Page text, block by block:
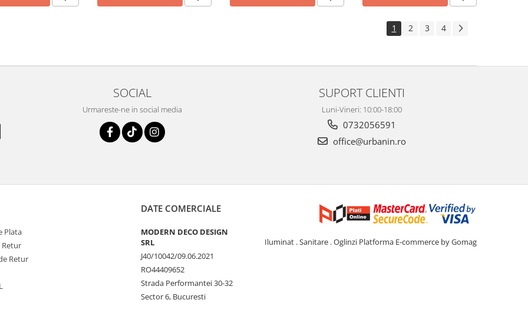
1 2 3 4
SOCIAL
Urmareste-ne in social media
SUPORT CLIENTI
Luni-Vineri: 10:00-18:00
0732056591
office@urbanin.ro
Plata
Retur
Retur
DATE COMERCIALE
MODERN DECO DESIGN
SRL
J40/10042/09.06.2021
RO44409652
Strada Performantei 30-32
Sector 6, Bucuresti
Iluminat . Sanitare . Oglinzi Platforma E-commerce by Gomag